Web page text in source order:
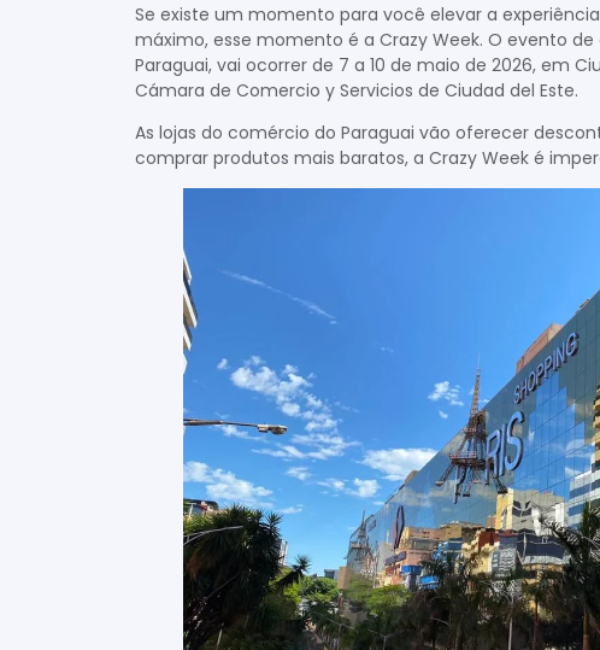
Se existe um momento para você elevar a
máximo, esse momento é a Crazy Week. O evento
Paraguai, vai ocorrer de 7 a 10 de maio de 2026, em
Cámara de Comercio y Servicios de Ciudad del Este.
As lojas do comércio do Paraguai vão oferecer
comprar produtos mais baratos, a Crazy Week é